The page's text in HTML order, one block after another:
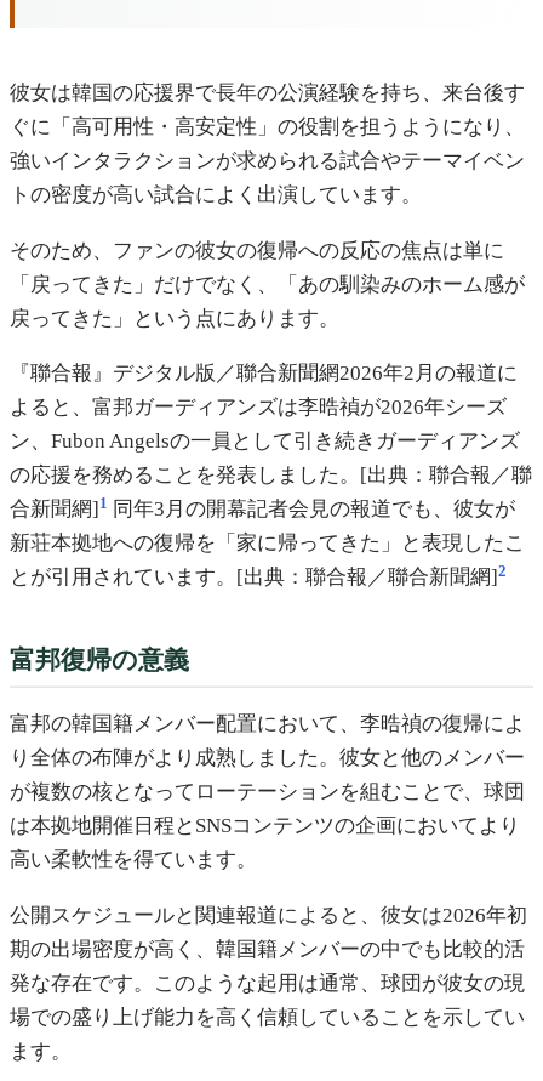
彼女は韓国の応援界で長年の公演経験を持ち、来台後す
ぐに「高可用性・高安定性」の役割を担うようになり、
強いインタラクションが求められる試合やテーマイベン
トの密度が高い試合によく出演しています。
そのため、ファンの彼女の復帰への反応の焦点は単に
「戻ってきた」だけでなく、「あの馴染みのホーム感が
戻ってきた」という点にあります。
『聯合報』デジタル版／聯合新聞網2026年2月の報道に
よると、富邦ガーディアンズは李晧禎が2026年シーズ
ン、Fubon Angelsの一員として引き続きガーディアンズ
の応援を務めることを発表しました。[出典：聯合報／聯
合新聞網] 1
同年3月の開幕記者会見の報道でも、彼女が
新荘本拠地への復帰を「家に帰ってきた」と表現したこ
とが引用されています。[出典：聯合報／聯合新聞網] 2
富邦復帰の意義
富邦の韓国籍メンバー配置において、李晧禎の復帰によ
り全体の布陣がより成熟しました。彼女と他のメンバー
が複数の核となってローテーションを組むことで、球団
は本拠地開催日程とSNSコンテンツの企画においてより
高い柔軟性を得ています。
公開スケジュールと関連報道によると、彼女は2026年初
期の出場密度が高く、韓国籍メンバーの中でも比較的活
発な存在です。このような起用は通常、球団が彼女の現
場での盛り上げ能力を高く信頼していることを示してい
ます。